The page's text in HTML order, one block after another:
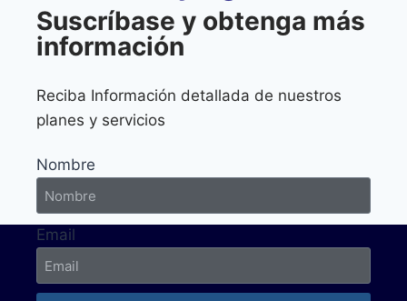
Suscríbase y obtenga más
información
Reciba Información detallada de nuestros
planes y servicios
Nombre
Email